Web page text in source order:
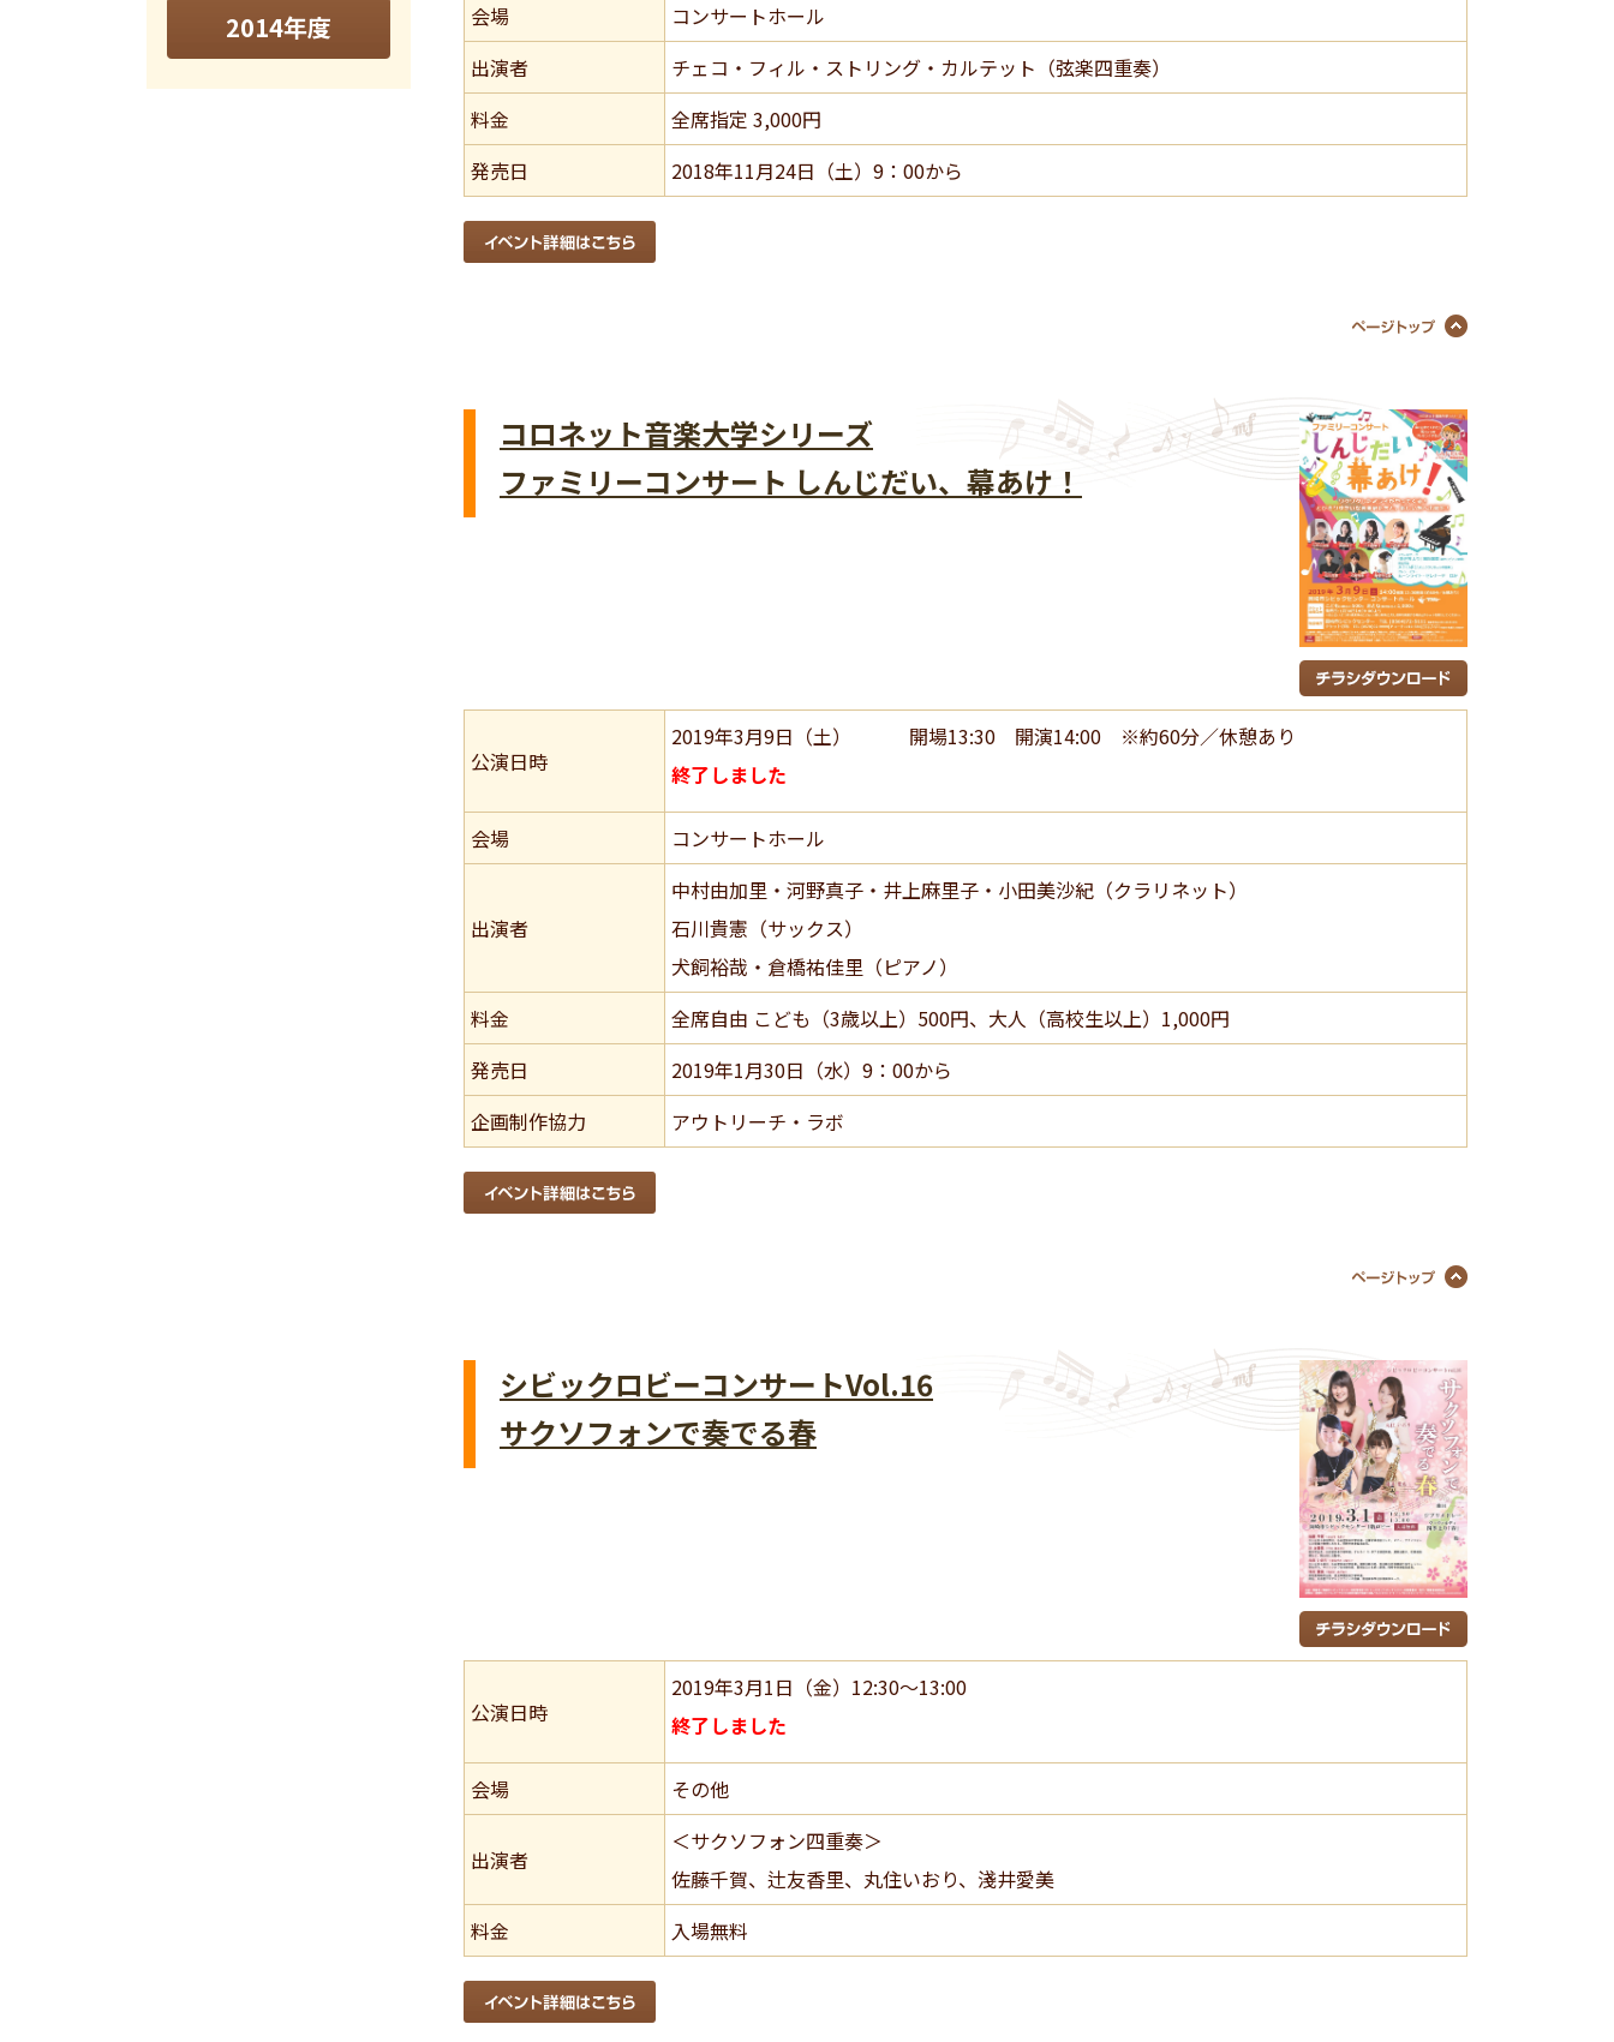
2014年度 会場
コンサートホール
出演者
チェコ・フィル・ストリング・カルテット（弦楽四重奏）
料金
全席指定 3,000円
発売日
2018年11月24日（土）9：00から
コロネット音楽大学シリーズ
ファミリーコンサート しんじだい、幕あけ！
公演日時
2019年3月9日（土） 開場13:30 開演14:00 ※約60分／休憩あり
終了しました
会場 コンサートホール
出演者
中村由加里・河野真子・井上麻里子・小田美沙紀（クラリネット）
石川貴憲（サックス）
犬飼裕哉・倉橋祐佳里（ピアノ）
料金
全席自由 こども（3歳以上）500円、大人（高校生以上）1,000円
発売日
2019年1月30日（水）9：00から
企画制作協力
アウトリーチ・ラボ
シビックロビーコンサートVol.16
サクソフォンで奏でる春
公演日時
2019年3月1日（金）12:30～13:00
終了しました
会場 その他
出演者
＜サクソフォン四重奏＞
佐藤千賀、辻友香里、丸住いおり、淺井愛美
料金
入場無料